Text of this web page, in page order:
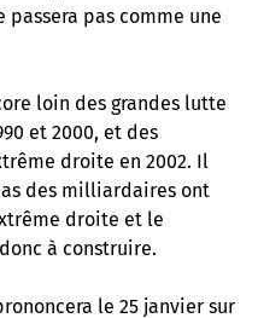
pas comme une
loin des grandes lutte
et 2000, et des
droite en 2002. Il
des milliardaires ont
droite et le
à construire.
le 25 janvier sur